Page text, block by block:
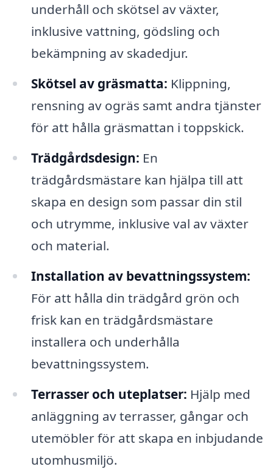
underhåll och skötsel av växter,
inklusive vattning, gödsling och
bekämpning av skadedjur.
Skötsel av gräsmatta: Klippning,
rensning av ogräs samt andra tjänster
för att hålla gräsmattan i toppskick.
Trädgårdsdesign: En
trädgårdsmästare kan hjälpa till att
skapa en design som passar din stil
och utrymme, inklusive val av växter
och material.
Installation av bevattningssystem:
För att hålla din trädgård grön och
frisk kan en trädgårdsmästare
installera och underhålla
bevattningssystem.
Terrasser och uteplatser: Hjälp med
anläggning av terrasser, gångar och
utemöbler för att skapa en inbjudande
utomhusmiljö.